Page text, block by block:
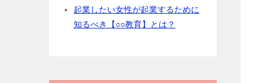
起業したい女性が起業するために
知るべき【○○教育】とは？